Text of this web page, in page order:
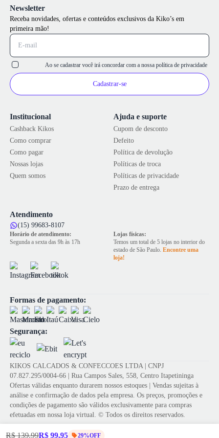
R$ 139,99R$ 99,95 29%OFF
Institucional
Cashback Kikos
Como comprar
Como pagar
Nossas lojas
Quem somos
Ajuda e suporte
Cupom de desconto
Defeito
Política de devolução
Políticas de troca
Políticas de privacidade
Prazo de entrega
Atendimento
(15) 99683-8107
Horário de atendimento:
Segunda a sexta das 9h às 17h
Lojas físicas:
Temos um total de 5 lojas no interior do
estado de São Paulo. Encontre uma
loja!
Newsletter
Receba novidades, ofertas e conteúdos exclusivos da Kiko’s em
primeira mão!
Ao se cadastrar você irá concordar com a nossa política de privacidade
Cadastrar-se
Formas de pagamento:
Segurança:
KIKOS CALCADOS & CONFECCOES LTDA | CNPJ
07.827.295/0004-66 | Rua Campos Sales, 558, Centro Itapetininga
Ofertas válidas enquanto durarem nossos estoques | Vendas sujeitas à
análise e confirmação de dados pela empresa. Os preços, promoções e
condições de pagamento são válidos exclusivamente para compras
efetuadas em nossa loja virtual. © Todos os direitos reservados.